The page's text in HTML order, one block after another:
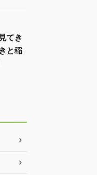
てき
と稲